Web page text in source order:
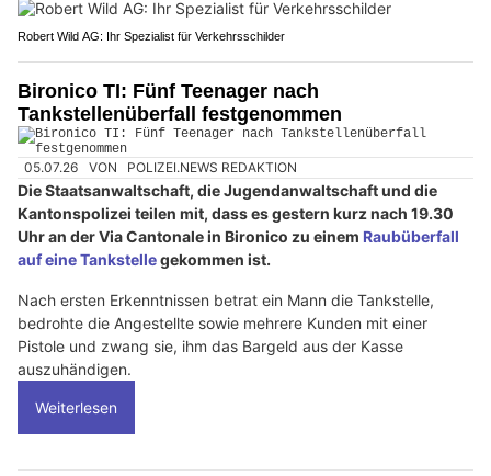
Robert Wild AG: Ihr Spezialist für Verkehrsschilder
Bironico TI: Fünf Teenager nach
Tankstellenüberfall festgenommen
05.07.26 VON POLIZEI.NEWS REDAKTION
Die Staatsanwaltschaft, die Jugendanwaltschaft und die
Kantonspolizei teilen mit, dass es gestern kurz nach 19.30
Uhr an der Via Cantonale in Bironico zu einem Raubüberfall
auf eine Tankstellegekommen ist.
Nach ersten Erkenntnissen betrat ein Mann die Tankstelle,
bedrohte die Angestellte sowie mehrere Kunden mit einer
Pistole und zwang sie, ihm das Bargeld aus der Kasse
auszuhändigen.
Weiterlesen